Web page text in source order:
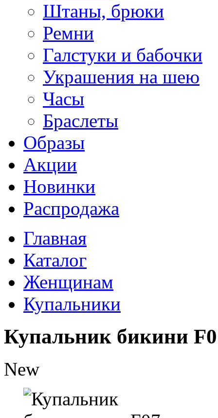
Штаны, брюки
Ремни
Галстуки и бабочки
Украшения на шею
Часы
Браслеты
Образы
Акции
Новинки
Распродажа
Главная
Каталог
Женщинам
Купальники
Купальник бикини
New